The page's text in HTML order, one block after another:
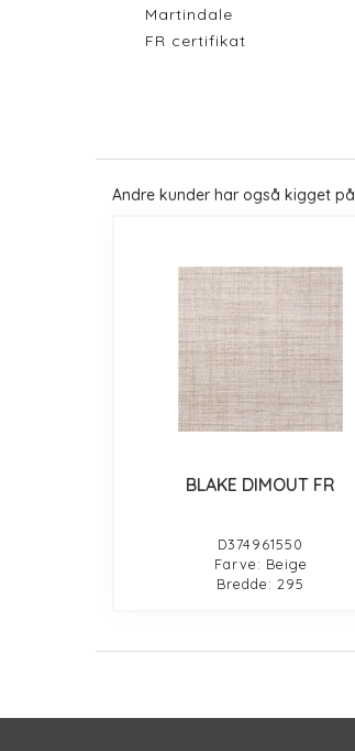
Martindale
FR certifikat
Andre kunder har også kigget på
BLAKE DIMOUT FR
D374961550
Farve: Beige
Bredde: 295